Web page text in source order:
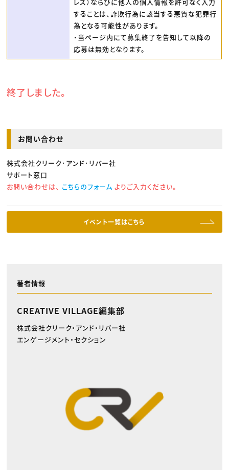
レス）ならびに他人の個人情報を許可なく入力
することは、詐欺行為に該当する悪質な犯罪行
為となる可能性があります。
・当ページ内にて募集終了を告知して以降の
応募は無効となります。
終了しました。
お問い合わせ
株式会社クリーク･アンド･リバー社
サポート窓口
お問い合わせは、 こちらのフォーム よりご入力ください。
イベント一覧はこちら
著者情報
CREATIVE VILLAGE編集部
株式会社クリーク・アンド・リバー社
エンゲージメント・セクション